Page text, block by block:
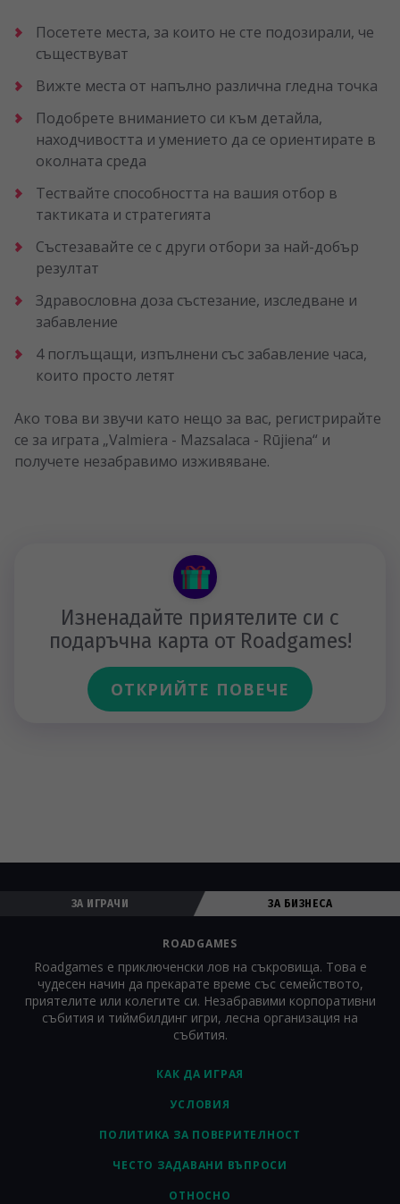
Посетете места, за които не сте подозирали, че
съществуват
Вижте места от напълно различна гледна точка
Подобрете вниманието си към детайла,
находчивостта и умението да се ориентирате в
околната среда
Тествайте способността на вашия отбор в
тактиката и стратегията
Състезавайте се с други отбори за най-добър
резултат
Здравословна доза състезание, изследване и
забавление
4 поглъщащи, изпълнени със забавление часа,
които просто летят
Ако това ви звучи като нещо за вас, регистрирайте
се за играта „Valmiera - Mazsalaca - Rūjiena“ и
получете незабравимо изживяване.
Изненадайте приятелите си с
подаръчна карта от Roadgames!
ОТКРИЙТЕ ПОВЕЧЕ
ЗА ИГРАЧИ ЗА БИЗНЕСА
КАК ДА ИГРАЯ
УСЛОВИЯ
ПОЛИТИКА ЗА ПОВЕРИТЕЛНОСТ
ЧЕСТО ЗАДАВАНИ ВЪПРОСИ
ОТНОСНО
ROADGAMES
Roadgames е приключенски лов на съкровища. Това е
чудесен начин да прекарате време със семейството,
приятелите или колегите си. Незабравими корпоративни
събития и тиймбилдинг игри, лесна организация на
събития.